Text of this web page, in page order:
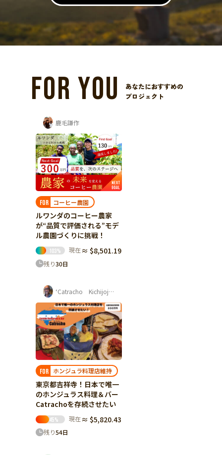
FOR YOU
あなたにおすすめの
プロジェクト
鹿毛謙作
FOR コーヒー農園
ルワンダのコーヒー農家
が“品質で評価される”モデ
ル農園づくりに挑戦！
103% 現在 ≈ $8,501.19
残り30日
‘Catracho Kichijoji‘ 平杉 康孝
FOR ホンジュラ料理店維持
東京都吉祥寺！日本で唯一
のホンジュラス料理＆バー
Catrachoを存続させたい
45% 現在 ≈ $5,820.43
残り54日